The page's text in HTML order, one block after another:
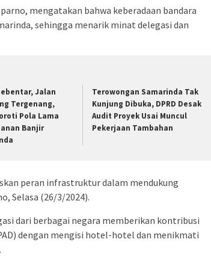
mengatakan bahwa keberadaan bandara
sehingga menarik minat delegasi dan
Jalan
Tergenang,
Pola Lama
Banjir
Terowongan Samarinda Tak
Kunjung Dibuka, DPRD Desak
Audit Proyek Usai Muncul
Pekerjaan Tambahan
peran infrastruktur dalam mendukung
Selasa (26/3/2024).
dari berbagai negara memberikan kontribusi
dengan mengisi hotel-hotel dan menikmati